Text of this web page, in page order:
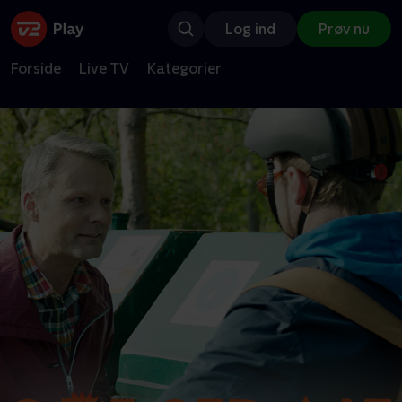
Log ind Prøv nu
Forside Live TV Kategorier